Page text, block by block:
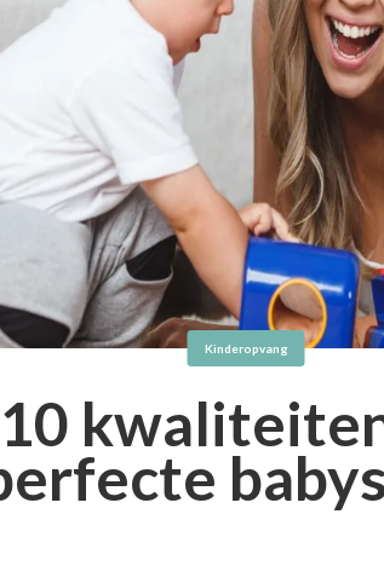
Kinderopvang